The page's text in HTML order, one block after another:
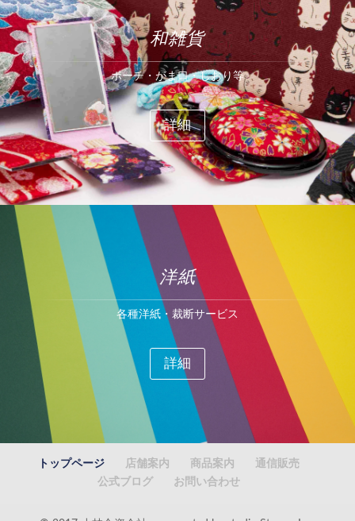
和雑貨
ポーチ・がま口・しおり等
詳細
洋紙
各種洋紙・裁断サービス
詳細
トップページ 店舗案内 商品案内
通信販売
公式ブログ
お問い合わせ